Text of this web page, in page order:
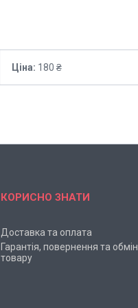
Ціна: 180 ₴
КОРИСНО ЗНАТИ
Доставка та оплата
Гарантія, повернення та обмін
товару